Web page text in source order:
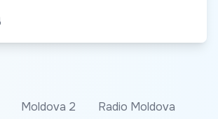
Moldova 2
Radio Moldova